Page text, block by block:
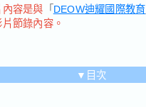
容是與 「DEOW迪耀國際教育
節錄內容。
▼目次